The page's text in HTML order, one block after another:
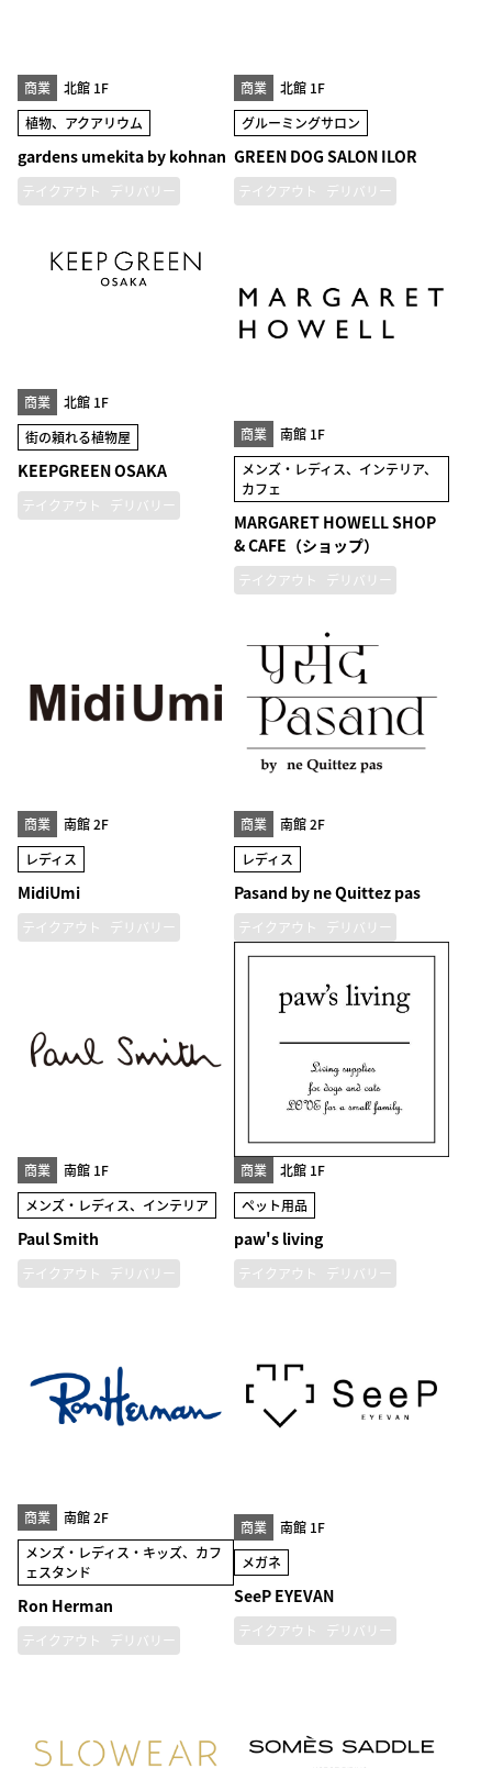
商業
北館 1F
植物、アクアリウム
gardens umekita by kohnan
テイクアウト デリバリー
商業
北館 1F
グルーミングサロン
GREEN DOG SALON ILOR
テイクアウト デリバリー
商業
北館 1F
街の頼れる植物屋
KEEPGREEN OSAKA
テイクアウト デリバリー
商業
南館 1F
メンズ・レディス、インテリア、
カフェ
MARGARET HOWELL SHOP
& CAFE（ショップ）
テイクアウト デリバリー
商業
南館 2F
レディス
MidiUmi
テイクアウト デリバリー
商業
南館 2F
レディス
Pasand by ne Quittez pas
テイクアウト デリバリー
商業
南館 1F
メンズ・レディス、インテリア
Paul Smith
テイクアウト デリバリー
商業
北館 1F
ペット用品
paw's living
テイクアウト デリバリー
商業
南館 2F
メンズ・レディス・キッズ、カフ
ェスタンド
Ron Herman
テイクアウト デリバリー
商業
南館 1F
メガネ
SeeP EYEVAN
テイクアウト デリバリー